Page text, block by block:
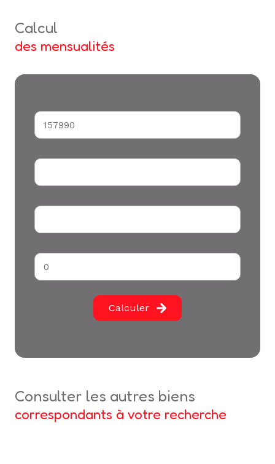
calcul
des mensualités
Calculer
consulter les autres biens
correspondants à votre recherche